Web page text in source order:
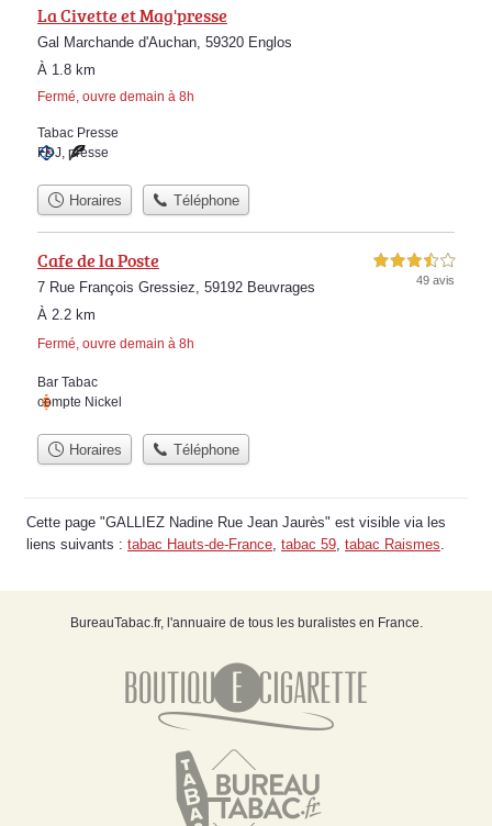
La Civette et Mag'presse
Gal Marchande d'Auchan, 59320 Englos
À 1.8 km
Fermé, ouvre demain à 8h
Tabac Presse
FDJ presse
Horaires Téléphone
Cafe de la Poste
7 Rue François Gressiez, 59192 Beuvrages
À 2.2 km
Fermé, ouvre demain à 8h
3,5 étoiles sur 5
49 avis
Bar Tabac
compte Nickel
Horaires Téléphone
Cette page "GALLIEZ Nadine Rue Jean Jaurès" est visible via les
liens suivants : tabac Hauts-de-France, tabac 59, tabac Raismes.
BureauTabac.fr, l'annuaire de tous les buralistes en France.